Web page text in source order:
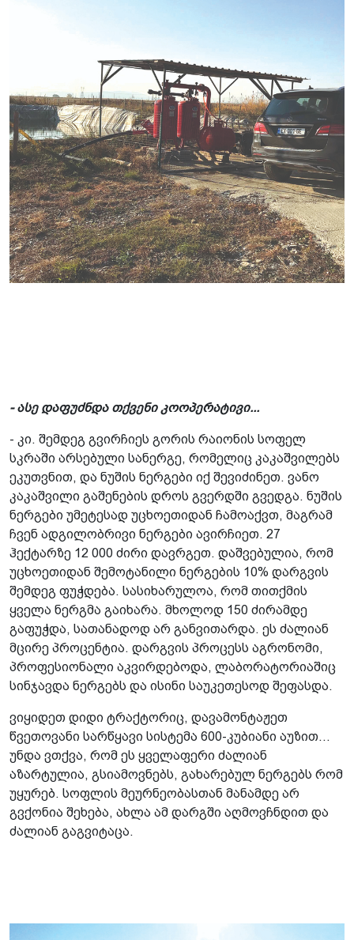
- ასე დაფუძნდა თქვენი კოოპერატივი...
- კი. შემდეგ გვირჩიეს გორის რაიონის სოფელ
სკრაში არსებული სანერგე, რომელიც კაკაშვილებს
ეკუთვნით, და ნუშის ნერგები იქ შევიძინეთ. ვანო
კაკაშვილი გაშენების დროს გვერდში გვედგა. ნუშის
ნერგები უმეტესად უცხოეთიდან ჩამოაქვთ, მაგრამ
ჩვენ ადგილობრივი ნერგები ავირჩიეთ. 27
ჰექტარზე 12 000 ძირი დავრგეთ. დაშვებულია, რომ
უცხოეთიდან შემოტანილი ნერგების 10% დარგვის
შემდეგ ფუჭდება. სასიხარულოა, რომ თითქმის
ყველა ნერგმა გაიხარა. მხოლოდ 150 ძირამდე
გაფუჭდა, სათანადოდ არ განვითარდა. ეს ძალიან
მცირე პროცენტია. დარგვის პროცესს აგრონომი,
პროფესიონალი აკვირდებოდა, ლაბორატორიაშიც
სინჯავდა ნერგებს და ისინი საუკეთესოდ შეფასდა.
ვიყიდეთ დიდი ტრაქტორიც, დავამონტაჟეთ
წვეთოვანი სარწყავი სისტემა 600-კუბიანი აუზით...
უნდა ვთქვა, რომ ეს ყველაფერი ძალიან
აზარტულია, გსიამოვნებს, გახარებულ ნერგებს რომ
უყურებ. სოფლის მეურნეობასთან მანამდე არ
გვქონია შეხება, ახლა ამ დარგში აღმოვჩნდით და
ძალიან გაგვიტაცა.